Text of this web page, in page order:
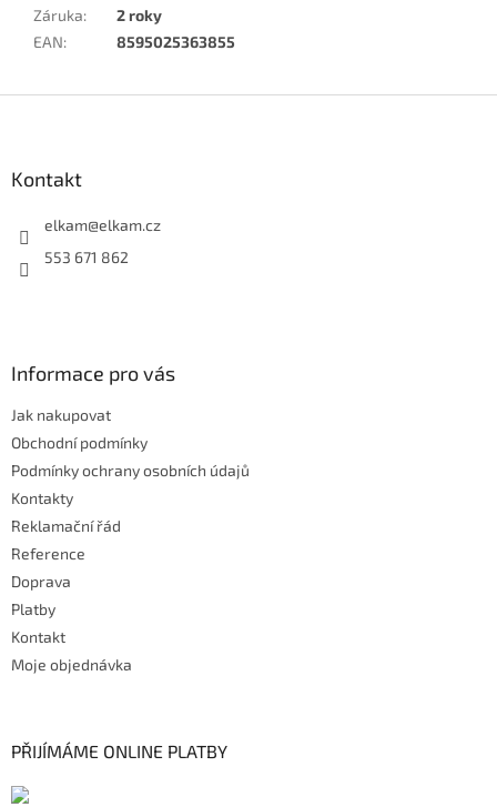
Záruka:
2 roky
EAN: 8595025363855
Kontakt
elkam@elkam.cz
553 671 862
Informace pro vás
Jak nakupovat
Obchodní podmínky
Podmínky ochrany osobních údajů
Kontakty
Reklamační řád
Reference
Doprava
Platby
Kontakt
Moje objednávka
PŘIJÍMÁME ONLINE PLATBY